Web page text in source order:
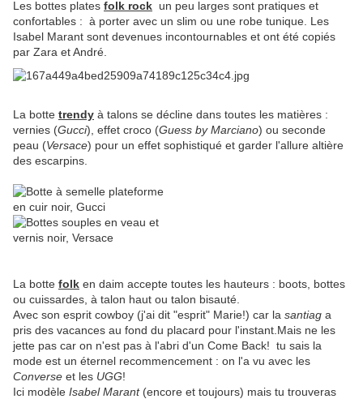
Les bottes plates folk rock un peu larges sont pratiques et
confortables : à porter avec un slim ou une robe tunique. Les
Isabel Marant sont devenues incontournables et ont été copiés
par Zara et André.
La botte trendy à talons se décline dans toutes les matières :
vernies (Gucci), effet croco (Guess by Marciano) ou seconde
peau (Versace) pour un effet sophistiqué et garder l'allure altière
des escarpins.
La botte folk en daim accepte toutes les hauteurs : boots, bottes
ou cuissardes, à talon haut ou talon bisauté.
Avec son esprit cowboy (j'ai dit "esprit" Marie!) car la santiag a
pris des vacances au fond du placard pour l'instant.Mais ne les
jette pas car on n'est pas à l'abri d'un Come Back! tu sais la
mode est un éternel recommencement : on l'a vu avec les
Converse et les UGG!
Ici modèle Isabel Marant(encore et toujours) mais tu trouveras